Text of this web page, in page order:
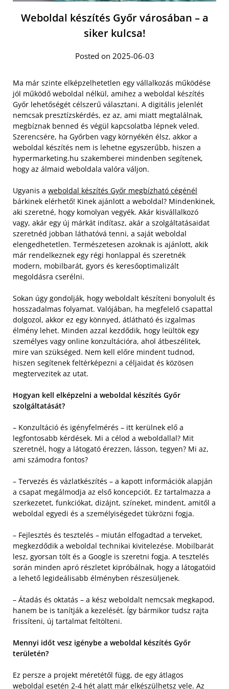
Weboldal készítés Győr városában – a
siker kulcsa!
Posted on 2025-06-03
Ma már szinte elképzelhetetlen egy vállalkozás működése
jól működő weboldal nélkül, amihez a weboldal készítés
Győr lehetőségét célszerű választani. A digitális jelenlét
nemcsak presztízskérdés, ez az, ami miatt megtalálnak,
megbíznak benned és végül kapcsolatba lépnek veled.
Szerencsére, ha Győrben vagy környékén élsz, akkor a
weboldal készítés nem is lehetne egyszerűbb, hiszen a
hypermarketing.hu szakemberei mindenben segítenek,
hogy az álmaid weboldala valóra váljon.
Ugyanis a weboldal készítés Győr megbízható cégénél
bárkinek elérhető! Kinek ajánlott a weboldal? Mindenkinek,
aki szeretné, hogy komolyan vegyék. Akár kisvállalkozó
vagy, akár egy új márkát indítasz, akár a szolgáltatásaidat
szeretnéd jobban láthatóvá tenni, a saját weboldal
elengedhetetlen. Természetesen azoknak is ajánlott, akik
már rendelkeznek egy régi honlappal és szeretnék
modern, mobilbarát, gyors és keresőoptimalizált
megoldásra cserélni.
Sokan úgy gondolják, hogy weboldalt készíteni bonyolult és
hosszadalmas folyamat. Valójában, ha megfelelő csapattal
dolgozol, akkor ez egy könnyed, átlátható és izgalmas
élmény lehet. Minden azzal kezdődik, hogy leültök egy
személyes vagy online konzultációra, ahol átbeszélitek,
mire van szükséged. Nem kell előre mindent tudnod,
hiszen segítenek feltérképezni a céljaidat és közösen
megtervezitek az utat.
Hogyan kell elképzelni a weboldal készítés Győr
szolgáltatását?
– Konzultáció és igényfelmérés – itt kerülnek elő a
legfontosabb kérdések. Mi a célod a weboldallal? Mit
szeretnél, hogy a látogató érezzen, lásson, tegyen? Mi az,
ami számodra fontos?
– Tervezés és vázlatkészítés – a kapott információk alapján
a csapat megálmodja az első koncepciót. Ez tartalmazza a
szerkezetet, funkciókat, dizájnt, színeket, mindent, amitől a
weboldal egyedi és a személyiségedet tükrözni fogja.
– Fejlesztés és tesztelés – miután elfogadtad a terveket,
megkezdődik a weboldal technikai kivitelezése. Mobilbarát
lesz, gyorsan tölt és a Google is szeretni fogja. A tesztelés
során minden apró részletet kipróbálnak, hogy a látogatóid
a lehető legideálisabb élményben részesüljenek.
– Átadás és oktatás – a kész weboldalt nemcsak megkapod,
hanem be is tanítják a kezelését. Így bármikor tudsz rajta
frissíteni, új tartalmat feltölteni.
Mennyi időt vesz igénybe a weboldal készítés Győr
területén?
Ez persze a projekt méretétől függ, de egy átlagos
weboldal esetén 2-4 hét alatt már elkészülhetsz vele. Az